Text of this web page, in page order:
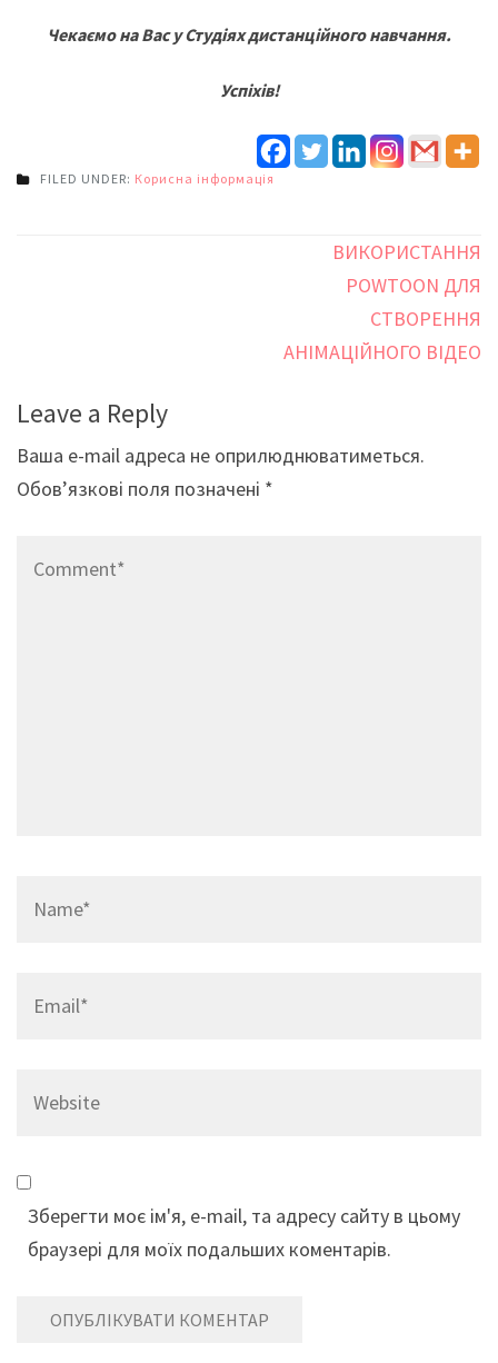
Чекаємо на Вас у Студіях дистанційного навчання.
Успіхів!
FILED UNDER: Корисна інформація
ВИКОРИСТАННЯ
POWTOON ДЛЯ
СТВОРЕННЯ
АНІМАЦІЙНОГО ВІДЕО
Leave a Reply
Ваша e-mail адреса не оприлюднюватиметься.
Обов’язкові поля позначені *
Зберегти моє ім'я, e-mail, та адресу сайту в цьому
браузері для моїх подальших коментарів.